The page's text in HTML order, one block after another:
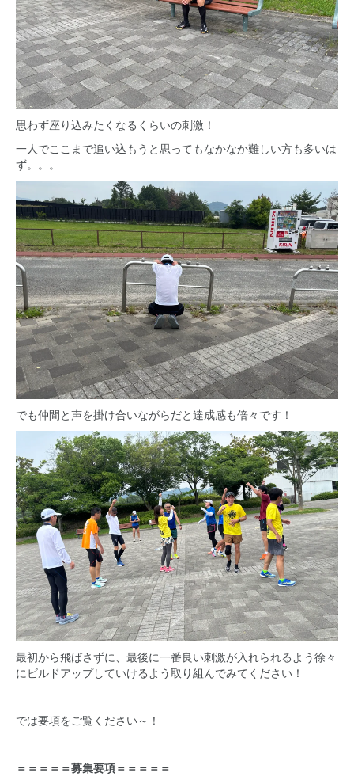
思わず座り込みたくなるくらいの刺激！
一人でここまで追い込もうと思ってもなかなか難しい方も多いは
ず。。。
でも仲間と声を掛け合いながらだと達成感も倍々です！
最初から飛ばさずに、最後に一番良い刺激が入れられるよう徐々
にビルドアップしていけるよう取り組んでみてください！
では要項をご覧ください～！
＝＝＝＝＝募集要項＝＝＝＝＝